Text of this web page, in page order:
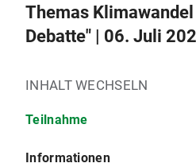
Themas
Debatte" | 06. Juli
INHALT WECHSELN
Informationen
Teilnahme